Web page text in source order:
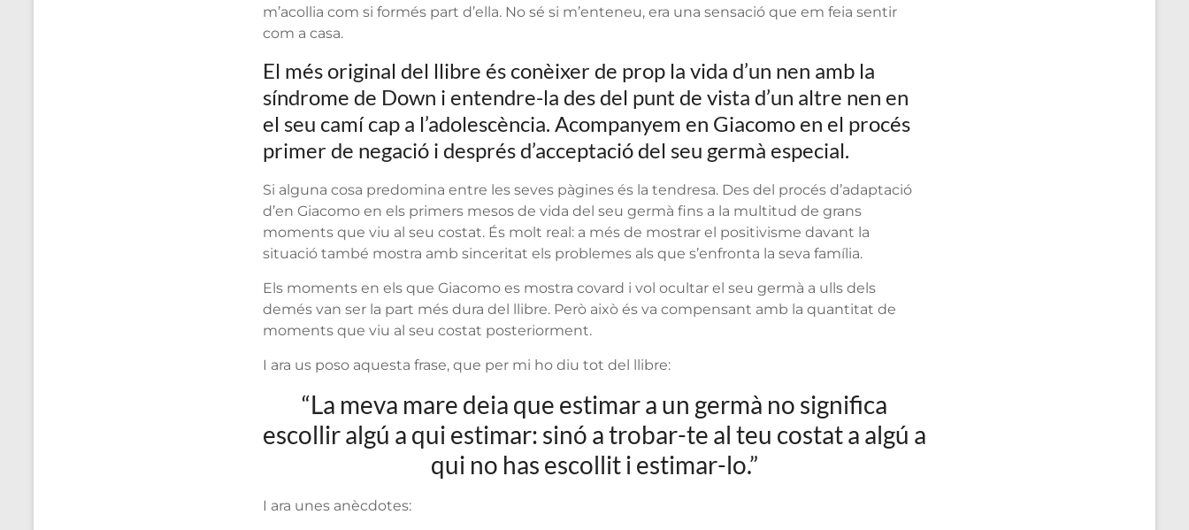
m’acollia com si formés part d’ella. No sé si m’enteneu, era una sensació que em feia sentir
com a casa.
El més original del llibre és conèixer de prop la vida d’un nen amb la
síndrome de Down i entendre-la des del punt de vista d’un altre nen en
el seu camí cap a l’adolescència. Acompanyem en Giacomo en el procés
primer de negació i després d’acceptació del seu germà especial.
Si alguna cosa predomina entre les seves pàgines és la tendresa. Des del procés d’adaptació
d’en Giacomo en els primers mesos de vida del seu germà fins a la multitud de grans
moments que viu al seu costat. És molt real: a més de mostrar el positivisme davant la
situació també mostra amb sinceritat els problemes als que s’enfronta la seva família.
Els moments en els que Giacomo es mostra covard i vol ocultar el seu germà a ulls dels
demés van ser la part més dura del llibre. Però això és va compensant amb la quantitat de
moments que viu al seu costat posteriorment.
I ara us poso aquesta frase, que per mi ho diu tot del llibre:
“La meva mare deia que estimar a un germà no significa
escollir algú a qui estimar: sinó a trobar-te al teu costat a algú a
qui no has escollit i estimar-lo.”
I ara unes anècdotes: